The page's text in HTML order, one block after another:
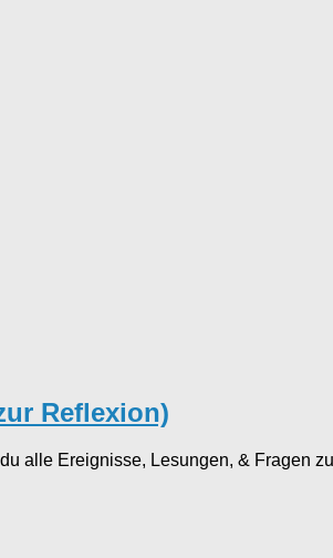
Reflexion)
alle Ereignisse, Lesungen, & Fragen